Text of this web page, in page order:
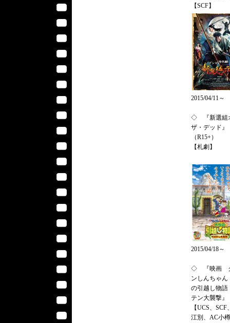
【SCF】
2015/04/11～
◇ 『新選組
ザ・デッド』
（R15+）
【札劇】
2015/04/18～
◇ 『映画
ンしんちゃ
の引越し物
テン大襲撃』
【UCS、SCF
江別、AC小